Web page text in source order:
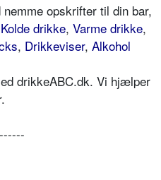
opskrifter til din bar,
Kolde drikke, Varme drikke,
, Drikkeviser, Alkohol
drikkeABC.dk. Vi hjælper